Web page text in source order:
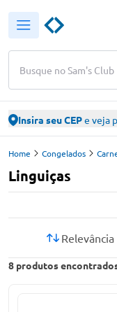
Busque no Sam's Club
Insira seu CEPe veja
Home Congelados
Linguiças
8 produtos
Relevância